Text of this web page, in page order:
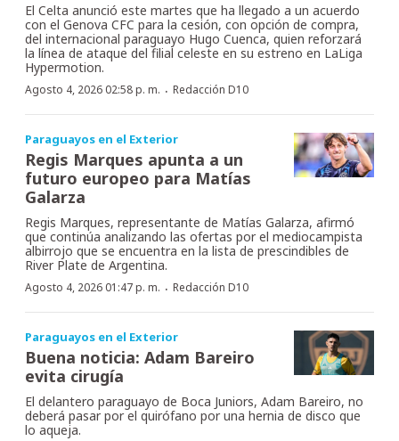
El Celta anunció este martes que ha llegado a un acuerdo
con el Genova CFC para la cesión, con opción de compra,
del internacional paraguayo Hugo Cuenca, quien reforzará
la línea de ataque del filial celeste en su estreno en LaLiga
Hypermotion.
Agosto 4, 2026 02:58 p. m. · Redacción D10
Paraguayos en el Exterior
Regis Marques apunta a un
futuro europeo para Matías
Galarza
Regis Marques, representante de Matías Galarza, afirmó
que continúa analizando las ofertas por el mediocampista
albirrojo que se encuentra en la lista de prescindibles de
River Plate de Argentina.
Agosto 4, 2026 01:47 p. m. · Redacción D10
Paraguayos en el Exterior
Buena noticia: Adam Bareiro
evita cirugía
El delantero paraguayo de Boca Juniors, Adam Bareiro, no
deberá pasar por el quirófano por una hernia de disco que
lo aqueja.